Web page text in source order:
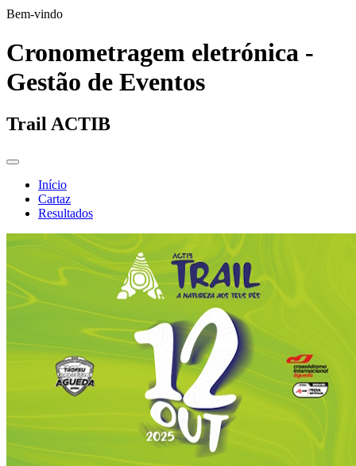
Bem-vindo
Cronometragem eletrónica -
Gestão de Eventos
Trail ACTIB
Início
Cartaz
Resultados